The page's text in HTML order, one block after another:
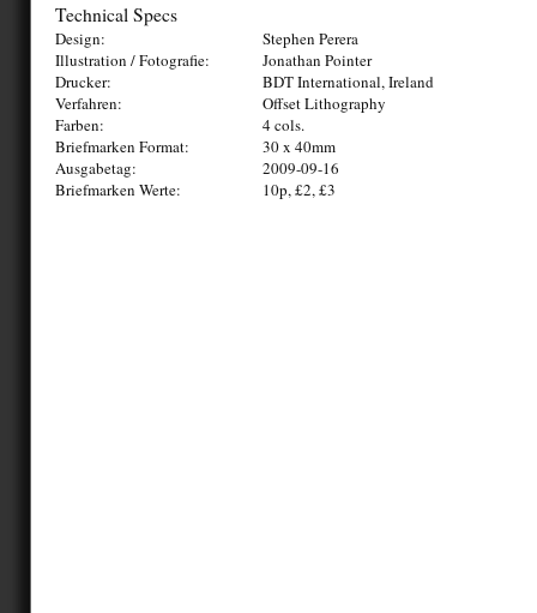
Technical Specs
Design:
Stephen Perera
Illustration / Fotografie:
Jonathan Pointer
Drucker:
BDT International, Ireland
Verfahren:
Offset Lithography
Farben:
4 cols.
Briefmarken Format:
30 x 40mm
Ausgabetag:
2009-09-16
Briefmarken Werte:
10p, £2, £3